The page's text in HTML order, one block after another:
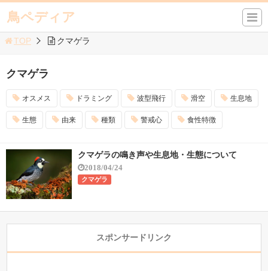
鳥ペディア
TOP クマゲラ
クマゲラ
オスメス ドラミング 波型飛行 滑空 生息地
生態 由来 種類 警戒心 食性特徴
クマゲラの鳴き声や生息地・生態について
2018/04/24
クマゲラ
スポンサードリンク